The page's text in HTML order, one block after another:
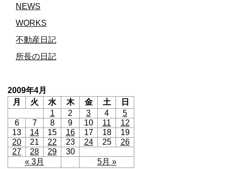
NEWS
WORKS
不動産日記
所長の日記
2009年4月
月
火 水 木 金 土 日
« 3月 5月 »
1 2 3 4
5
6
7 8 9 10 11
12
13
14 15 16 17 18
19
20
21 22 23 24 25
26
27
28 29 30